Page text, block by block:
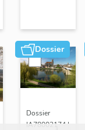
Dossier
Dossier
IA78002174 |